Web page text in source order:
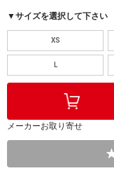
▼サイズを選択して下さい
XS
L
メーカーお取り寄せ